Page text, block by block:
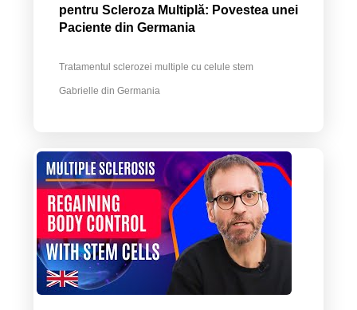
pentru Scleroza Multiplă: Povestea unei
Paciente din Germania
Tratamentul sclerozei multiple cu celule stem
Gabrielle din Germania